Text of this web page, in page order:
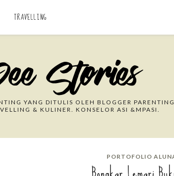
TRAVELLING
Search This Blog
YANG DITULIS OLEH BLOGGER
& KULINER. KONSELOR ASI &MPASI.
PORTOFOLIO